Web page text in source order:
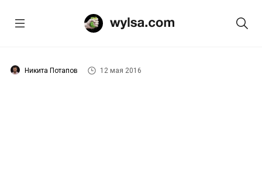
Никита Потапов 12 мая 2016